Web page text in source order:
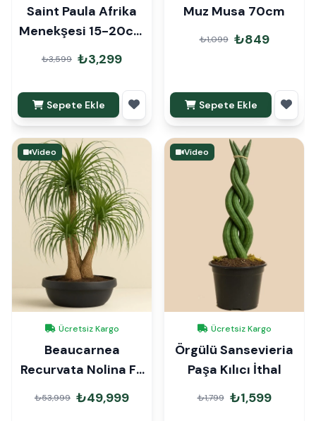
Saint Paula Afrika
Menekşesi 15-20cm
6lı Set
₺3,599 ₺3,299
Sepete Ekle
Muz Musa 70cm
₺1,099 ₺849
Sepete Ekle
Video
Ücretsiz Kargo
Beaucarnea
Recurvata Nolina Fil
Ayağı 250cm
₺53,999 ₺49,999
Video
Ücretsiz Kargo
Örgülü Sansevieria
Paşa Kılıcı İthal
₺1,799 ₺1,599